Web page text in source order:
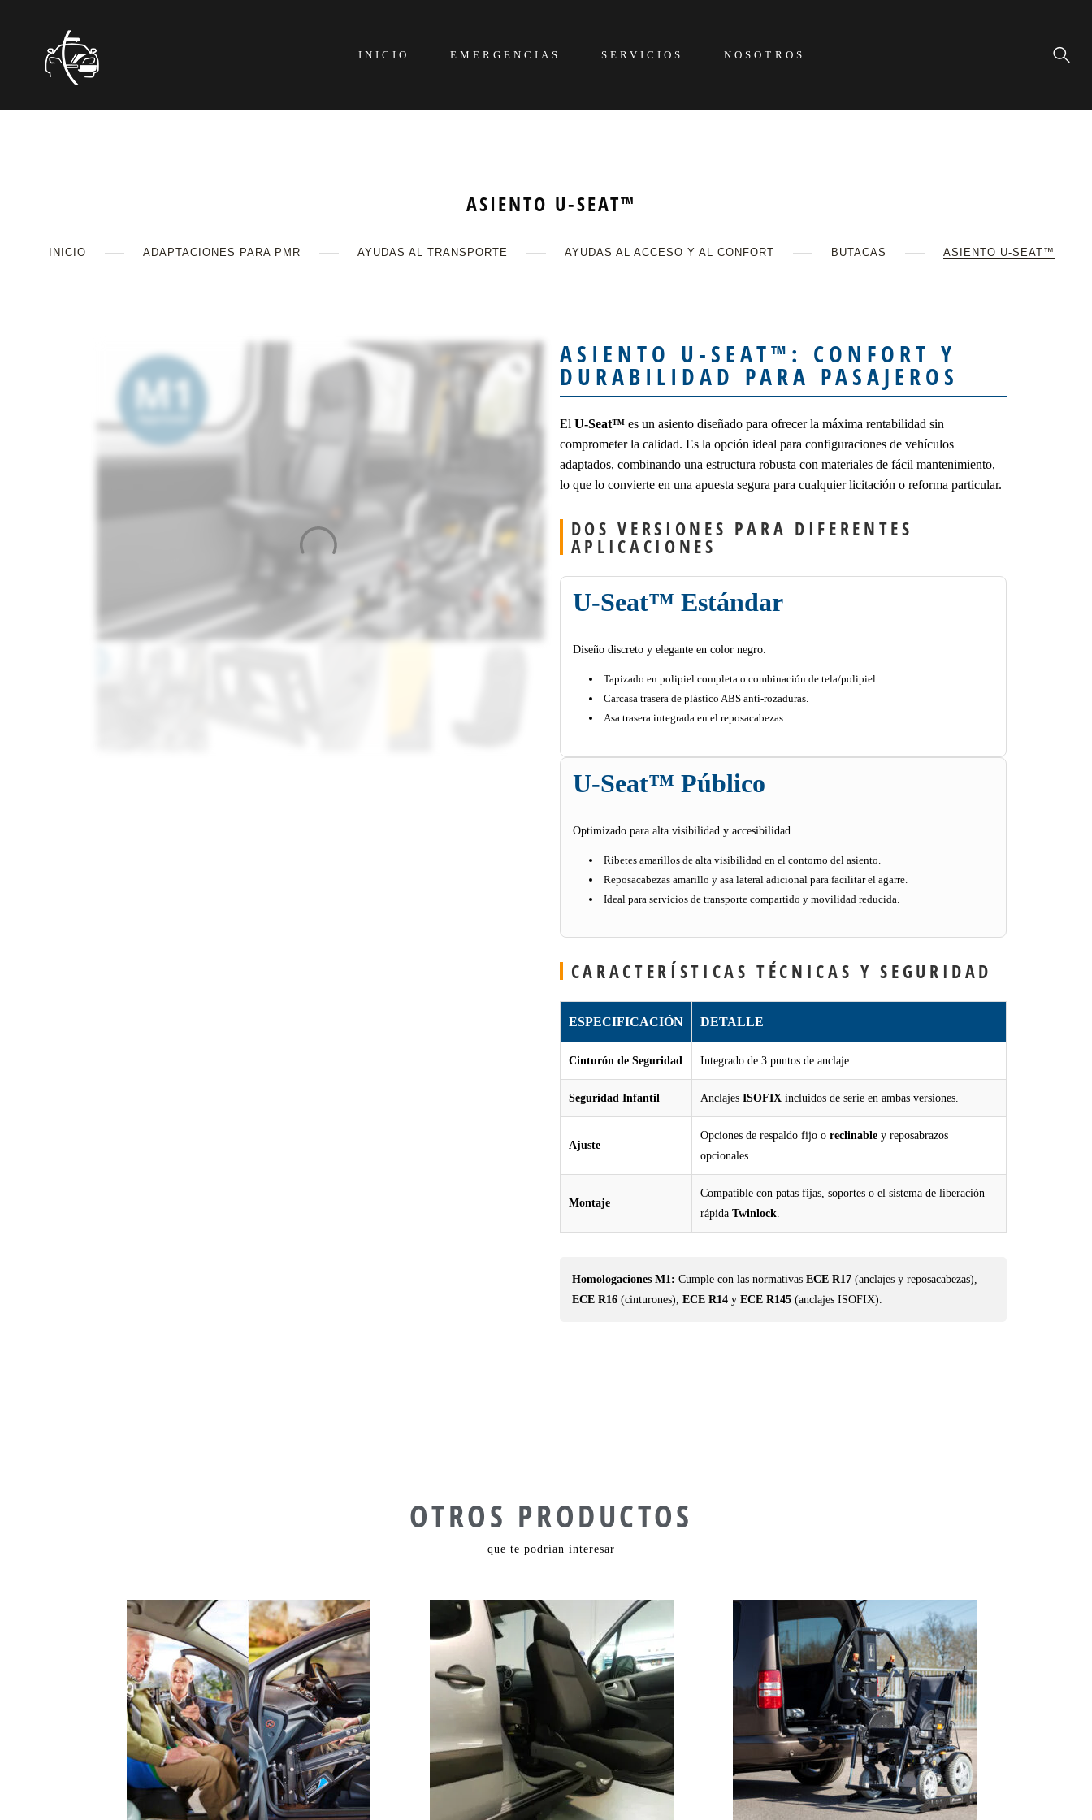
INICIO EMERGENCIAS SERVICIOS NOSOTROS
INICIO ADAPTACIONES PARA PMR AYUDAS AL TRANSPORTE AYUDAS AL ACCESO Y AL CONFORT BUTACAS ASIENTO U-SEAT™
ASIENTO U-SEAT™
ASIENTO U-SEAT™: CONFORT Y
DURABILIDAD PARA PASAJEROS
El U-Seat™es un asiento diseñado para ofrecer la máxima rentabilidad sin
comprometer la calidad. Es la opción ideal para configuraciones de vehículos
adaptados, combinando una estructura robusta con materiales de fácil mantenimiento,
lo que lo convierte en una apuesta segura para cualquier licitación o reforma particular.
DOS VERSIONES PARA DIFERENTES
APLICACIONES
U-Seat™ Estándar
Diseño discreto y elegante en color negro.
Tapizado en polipiel completa o combinación de tela/polipiel.
Carcasa trasera de plástico ABS anti-rozaduras.
Asa trasera integrada en el reposacabezas.
U-Seat™ Público
Optimizado para alta visibilidad y accesibilidad.
Ribetes amarillos de alta visibilidad en el contorno del asiento.
Reposacabezas amarillo y asa lateral adicional para facilitar el agarre.
Ideal para servicios de transporte compartido y movilidad reducida.
CARACTERÍSTICAS TÉCNICAS Y SEGURIDAD
ESPECIFICACIÓN DETALLE
Cinturón de Seguridad Integrado de 3 puntos de anclaje.
Seguridad Infantil Anclajes ISOFIXincluidos de serie en ambas versiones.
Ajuste
Opciones de respaldo fijo o reclinabley reposabrazos
opcionales.
Montaje
Compatible con patas fijas, soportes o el sistema de liberación
rápida Twinlock.
Homologaciones M1: Cumple con las normativas ECE R17(anclajes y reposacabezas),
ECE R16(cinturones), ECE R14y ECE R145(anclajes ISOFIX).
OTROS PRODUCTOS
que te podrían interesar